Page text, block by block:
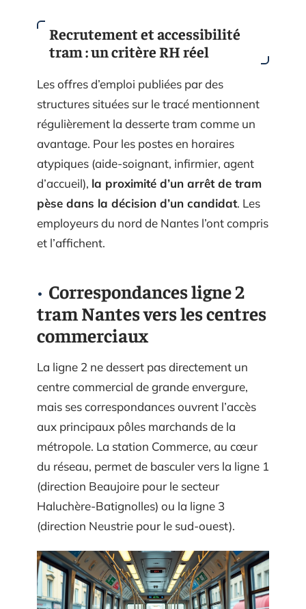
Recrutement et accessibilité
tram : un critère RH réel
Les offres d’emploi publiées par des
structures situées sur le tracé mentionnent
régulièrement la desserte tram comme un
avantage. Pour les postes en horaires
atypiques (aide-soignant, infirmier, agent
d’accueil), la proximité d’un arrêt de tram
pèse dans la décision d’un candidat. Les
employeurs du nord de Nantes l’ont compris
et l’affichent.
Correspondances ligne 2
tram Nantes vers les centres
commerciaux
La ligne 2 ne dessert pas directement un
centre commercial de grande envergure,
mais ses correspondances ouvrent l’accès
aux principaux pôles marchands de la
métropole. La station Commerce, au cœur
du réseau, permet de basculer vers la ligne 1
(direction Beaujoire pour le secteur
Haluchère-Batignolles) ou la ligne 3
(direction Neustrie pour le sud-ouest).